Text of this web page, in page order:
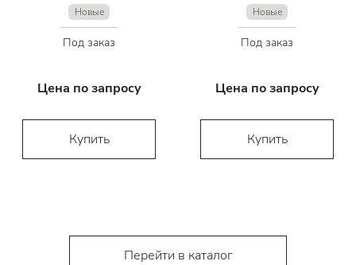
Новые
Под заказ
Цена по запросу
Купить
Новые
Под заказ
Цена по запросу
Купить
Перейти в каталог